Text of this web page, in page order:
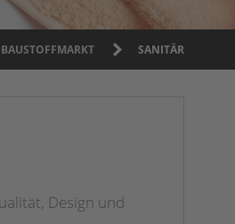
SANITÄR
Design und